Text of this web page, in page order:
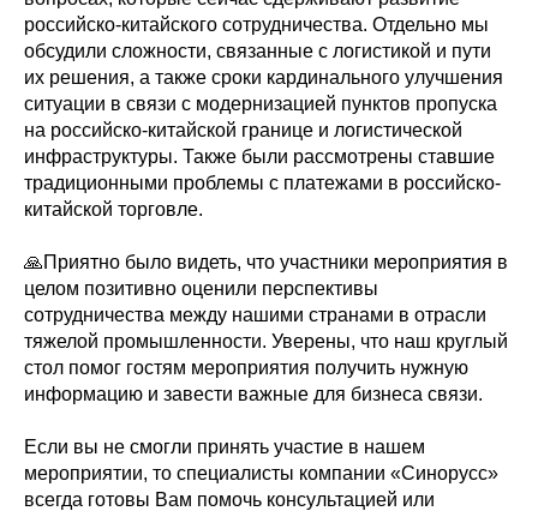
российско-китайского сотрудничества. Отдельно мы
обсудили сложности, связанные с логистикой и пути
их решения, а также сроки кардинального улучшения
ситуации в связи с модернизацией пунктов пропуска
на российско-китайской границе и логистической
инфраструктуры. Также были рассмотрены ставшие
традиционными проблемы с платежами в российско-
китайской торговле.
🙏Приятно было видеть, что участники мероприятия в
целом позитивно оценили перспективы
сотрудничества между нашими странами в отрасли
тяжелой промышленности. Уверены, что наш круглый
стол помог гостям мероприятия получить нужную
информацию и завести важные для бизнеса связи.
Если вы не смогли принять участие в нашем
мероприятии, то специалисты компании «Синорусс»
всегда готовы Вам помочь консультацией или